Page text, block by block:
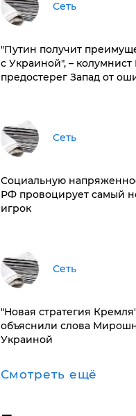
Сеть
"Путин получит
с Украиной", –
предостерег Запад от
Сеть
Социальную
РФ провоцирует самый
игрок
Сеть
"Новая стратегия
объяснили слова
Украиной
Смотреть ещё